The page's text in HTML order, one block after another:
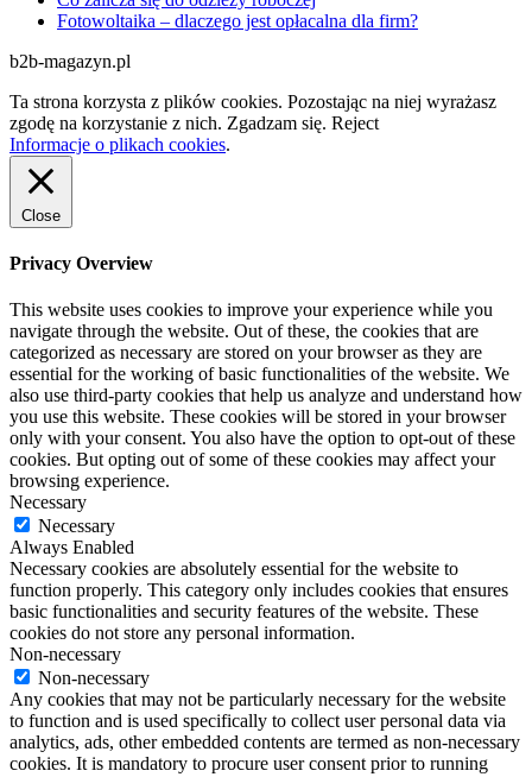
Fotowoltaika – dlaczego jest opłacalna dla firm?
b2b-magazyn.pl
Ta strona korzysta z plików cookies. Pozostając na niej wyrażasz
zgodę na korzystanie z nich. Zgadzam się. Reject
Informacje o plikach cookies.
Close
Privacy Overview
This website uses cookies to improve your experience while you
navigate through the website. Out of these, the cookies that are
categorized as necessary are stored on your browser as they are
essential for the working of basic functionalities of the website. We
also use third-party cookies that help us analyze and understand how
you use this website. These cookies will be stored in your browser
only with your consent. You also have the option to opt-out of these
cookies. But opting out of some of these cookies may affect your
browsing experience.
Necessary
Necessary
Always Enabled
Necessary cookies are absolutely essential for the website to
function properly. This category only includes cookies that ensures
basic functionalities and security features of the website. These
cookies do not store any personal information.
Non-necessary
Non-necessary
Any cookies that may not be particularly necessary for the website
to function and is used specifically to collect user personal data via
analytics, ads, other embedded contents are termed as non-necessary
cookies. It is mandatory to procure user consent prior to running